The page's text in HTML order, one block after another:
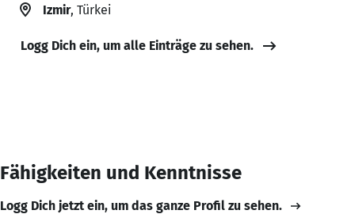
Izmir, Türkei
Logg Dich ein, um alle Einträge zu sehen.
Fähigkeiten und Kenntnisse
Logg Dich jetzt ein, um das ganze Profil zu sehen.